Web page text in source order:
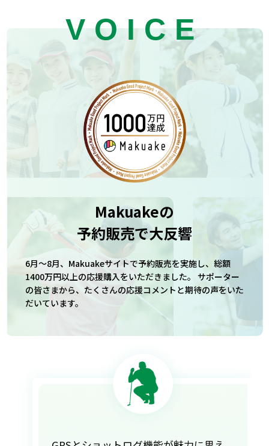
VOICE
Makuakeの
予約販売で大反響
6月〜8月、Makuakeサイトで予約販売を実施し、総額
1400万円以上の応援購入をいただきました。 サポーター
の皆さまから、たくさんの応援コメントと期待の声をいた
だいています。